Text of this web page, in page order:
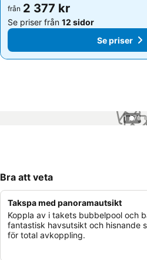
från 2 377 kr
Se priser från 12 sidor
Se priser
från 2 377 kr
Se priser från 12 sidor
Se priser
1 / 71
Bra att veta
Takspa med panoramautsikt
Koppla av i takets bubbelpool och
fantastisk havsutsikt och hisnande
för total avkoppling.